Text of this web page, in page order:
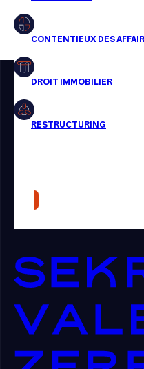
Droit immobilier
Restructuring
Presse
Aucun résultats pour cette